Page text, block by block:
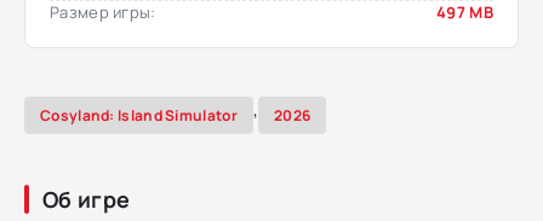
Размер игры:
497 MB
Cosyland: Island Simulator , 2026
Об игре